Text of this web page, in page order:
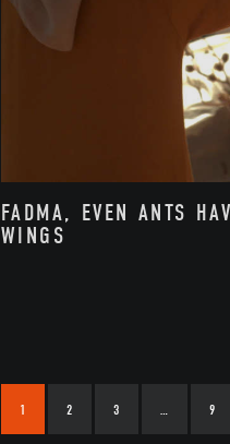
FADMA, EVEN ANTS
WINGS
1 2 3 9